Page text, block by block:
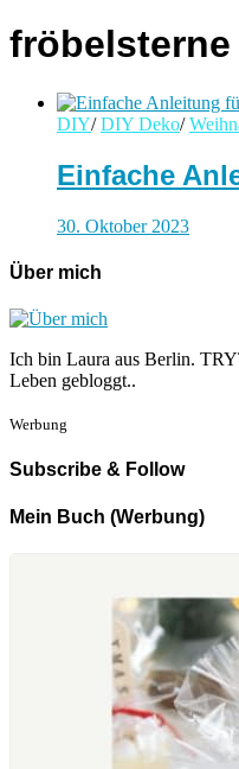
DIY/ DIY Deko/
Einfache
30. Oktober 2023
Über mich
Ich bin Laura aus Berlin.
Leben gebloggt..
Werbung
Subscribe & Follow
Mein Buch (Werbung)